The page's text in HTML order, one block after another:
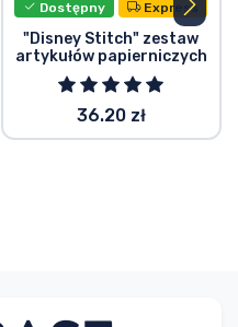
Dostępny Express
"Disney Stitch" zestaw
artykułów papierniczych
36.20 zł